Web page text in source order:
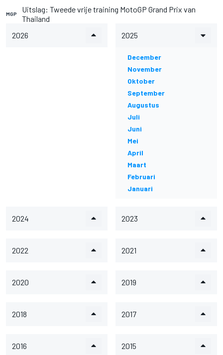
MGP
Uitslag: Tweede vrije training MotoGP Grand Prix van
Thailand
2026
2025
December
November
Oktober
September
Augustus
Juli
Juni
Mei
April
Maart
Februari
Januari
2024 2023
2022 2021
2020 2019
2018 2017
2016 2015